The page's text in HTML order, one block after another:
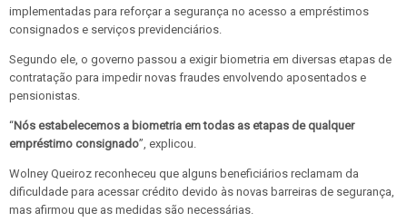
implementadas para reforçar a segurança no acesso a empréstimos
consignados e serviços previdenciários.
Segundo ele, o governo passou a exigir biometria em diversas etapas de
contratação para impedir novas fraudes envolvendo aposentados e
pensionistas.
“Nós estabelecemos a biometria em todas as etapas de qualquer
empréstimo consignado”, explicou.
Wolney Queiroz reconheceu que alguns beneficiários reclamam da
dificuldade para acessar crédito devido às novas barreiras de segurança,
mas afirmou que as medidas são necessárias.